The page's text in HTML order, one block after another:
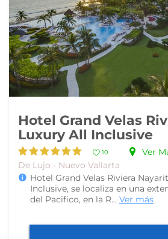
Hotel Grand Velas
Luxury All Inclusive
10
Ver
De Lujo - Nuevo Vallarta
Hotel Grand Velas Riviera
Inclusive, se localiza en una
del Pacifico, en la R... Ver más